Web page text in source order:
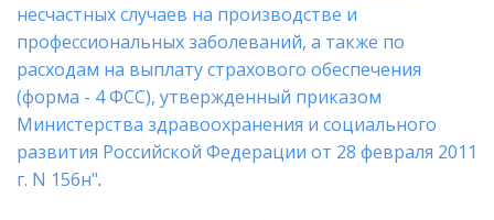
несчастных случаев на производстве и
профессиональных заболеваний, а также по
расходам на выплату страхового обеспечения
(форма - 4 ФСС), утвержденный приказом
Министерства здравоохранения и социального
развития Российской Федерации от 28 февраля 2011
г. N 156н".